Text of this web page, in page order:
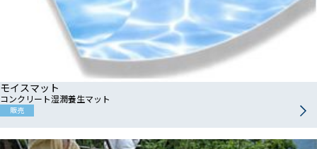
モイスマット
コンクリート湿潤養生マット
販売